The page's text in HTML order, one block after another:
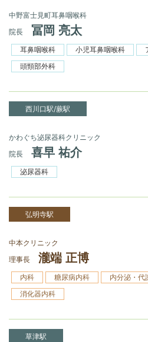
中野富士見町耳鼻咽喉科
院長
冨岡 亮太
耳鼻咽喉科 小児耳鼻咽喉科
頭頸部外科
西川口駅/蕨駅
かわぐち泌尿器科クリニック
院長
喜早 祐介
泌尿器科
弘明寺駅
中本クリニック
理事長
瀧端 正博
内科 糖尿病内科 内分泌・代
消化器内科
草津駅